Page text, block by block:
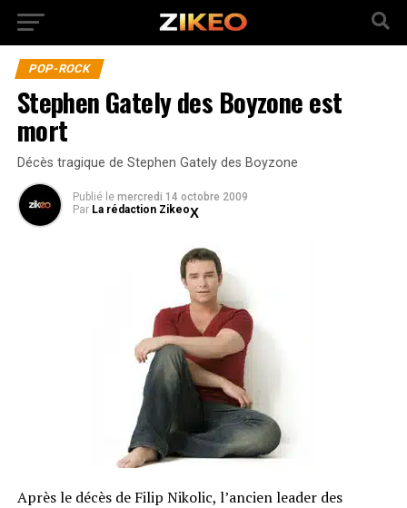
POP-ROCK
Stephen Gately des Boyzone est
mort
Décès tragique de Stephen Gately des Boyzone
Publié le mercredi 14 octobre 2009
Par La rédaction Zikeo
Après le décès de Filip Nikolic, l’ancien leader des